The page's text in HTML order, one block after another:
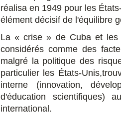
réalisa en 1949 pour les
élément décisif de l'équilibre
La « crise » de Cuba et les
considérés comme des
malgré la politique des
particulier les États-
interne (innovation,
d'éducation scientifiques)
international.